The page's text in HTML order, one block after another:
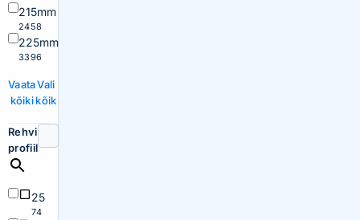
215mm
2458
225mm
3396
Vaata
kõiki
Vali
kõik
Rehvi
profiil
25
74